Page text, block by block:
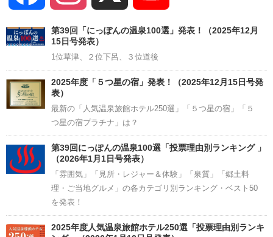
Channel
第39回「にっぽんの温泉100選」発表！（2025年12月
15日号発表）
1位草津、２位下呂、３位道後
2025年度「５つ星の宿」発表！（2025年12月15日号発
表）
最新の「人気温泉旅館ホテル250選」「５つ星の宿」「５
つ星の宿プラチナ」は？
第39回にっぽんの温泉100選「投票理由別ランキング 」
（2026年1月1日号発表）
「雰囲気」「見所・レジャー＆体験」「泉質」「郷土料
理・ご当地グルメ」の各カテゴリ別ランキング・ベスト50
を発表！
2025年度人気温泉旅館ホテル250選「投票理由別ランキ